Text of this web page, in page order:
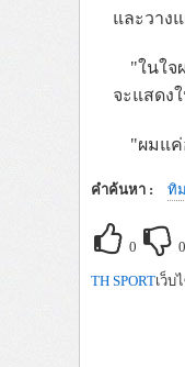
และวาง
"ในใจ
จะแสดง
"ผมแค่
คำค้นหา : ทิ
0 0
TH SPORTเว็บ